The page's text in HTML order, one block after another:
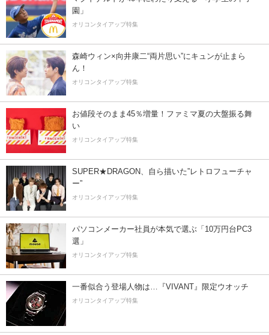
園」
オリコンタイアップ特集
森崎ウィン×向井康二“両片思い”にキュンが止まら
ん！
オリコンタイアップ特集
お値段そのまま45％増量！ファミマ夏の大盤振る舞
い
オリコンタイアップ特集
SUPER★DRAGON、自ら描いた”レトロフューチャ
ー”
オリコンタイアップ特集
パソコンメーカー社員が本気で選ぶ「10万円台PC3
選」
オリコンタイアップ特集
一番似合う登場人物は…『VIVANT』限定ウオッチ
オリコンタイアップ特集